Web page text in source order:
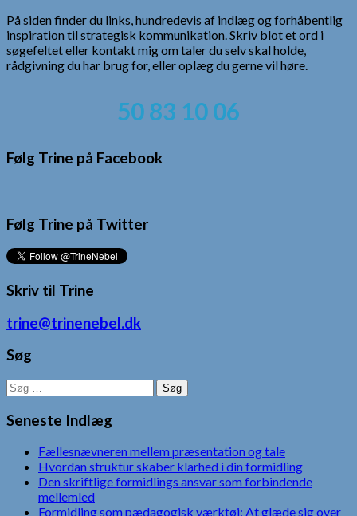
På siden finder du links, hundredevis af indlæg og forhåbentlig
inspiration til strategisk kommunikation. Skriv blot et ord i
søgefeltet eller kontakt mig om taler du selv skal holde,
rådgivning du har brug for, eller oplæg du gerne vil høre.
50 83 10 06
Følg Trine på Facebook
Følg Trine på Twitter
Skriv til Trine
trine@trinenebel.dk
Søg
Søg
efter:
Seneste Indlæg
Fællesnævneren mellem præsentation og tale
Hvordan struktur skaber klarhed i din formidling
Den skriftlige formidlings ansvar som forbindende
mellemled
Formidling som pædagogisk værktøj: At glæde sig over